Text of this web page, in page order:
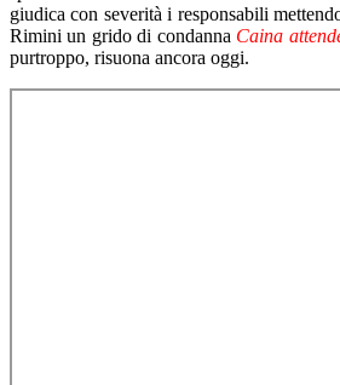
giudica con severità i responsabili
Rimini un grido di condanna Caina
purtroppo, risuona ancora oggi.